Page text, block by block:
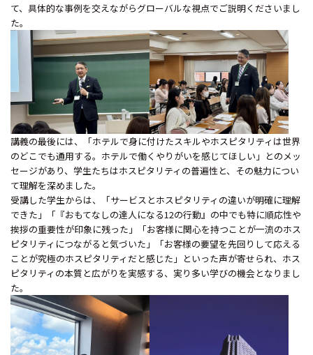
て、具体的な事例を交えながらグローバルな視点でご説明くださいまし
た。
講義の最後には、「ホテルで身に付けたスキルやホスピタリティは世界
のどこでも通用する。ホテルで働くやりがいを感じてほしい」とのメッ
セージがあり、学生たちはホスピタリティの普遍性と、その魅力につい
て理解を深めました。
受講した学生からは、「サービスとホスピタリティの違いが明確に理解
できた」「『おもてなしの達人になる12の行動』の中でも特に順応性や
挨拶の重要性が印象に残った」「お客様に関心を持つことが一流のホス
ピタリティにつながると気づいた」「お客様の要望を先回りして応える
ことが究極のホスピタリティだと感じた」といった声が寄せられ、ホス
ピタリティの本質と広がりを実感する、実り多い学びの機会となりまし
た。